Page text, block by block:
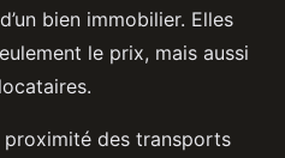
bien immobilier. Elles
le prix, mais aussi
proximité des transports